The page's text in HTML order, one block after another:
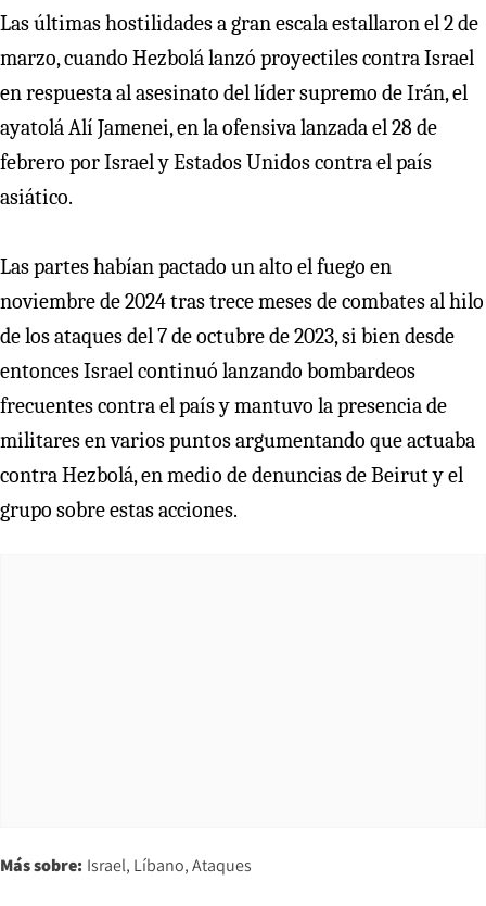
Las últimas hostilidades a gran escala estallaron el 2 de
marzo, cuando Hezbolá lanzó proyectiles contra Israel
en respuesta al asesinato del líder supremo de Irán, el
ayatolá Alí Jamenei, en la ofensiva lanzada el 28 de
febrero por Israel y Estados Unidos contra el país
asiático.
Las partes habían pactado un alto el fuego en
noviembre de 2024 tras trece meses de combates al hilo
de los ataques del 7 de octubre de 2023, si bien desde
entonces Israel continuó lanzando bombardeos
frecuentes contra el país y mantuvo la presencia de
militares en varios puntos argumentando que actuaba
contra Hezbolá, en medio de denuncias de Beirut y el
grupo sobre estas acciones.
Más sobre: Israel Líbano Ataques